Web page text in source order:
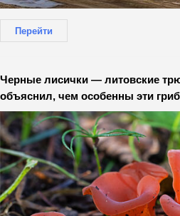
Перейти
Черные лисички — литовские
объяснил, чем особенны эти